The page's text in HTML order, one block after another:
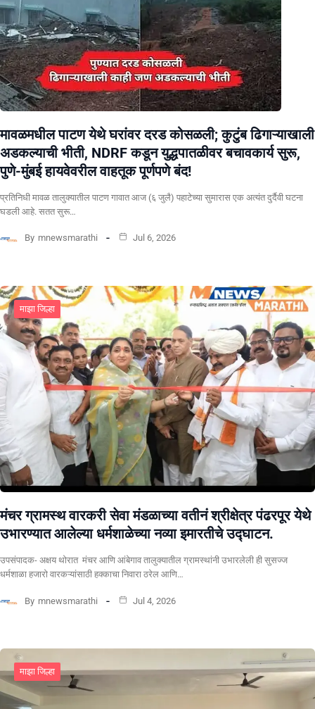
मावळमधील पाटण येथे घरांवर दरड कोसळली; कुटुंब ढिगाऱ्याखाली
अडकल्याची भीती, NDRF कडून युद्धपातळीवर बचावकार्य सुरू,
पुणे-मुंबई हायवेवरील वाहतूक पूर्णपणे बंद!
​प्रतिनिधी मावळ तालुक्यातील पाटण गावात आज (६ जुलै) पहाटेच्या सुमारास एक अत्यंत दुर्दैवी घटना
घडली आहे. सतत सुरू…
By mnewsmarathi Jul 6, 2026
माझा जिल्हा
मंचर ग्रामस्थ वारकरी सेवा मंडळाच्या वतीनं श्रीक्षेत्र पंढरपूर येथे
उभारण्यात आलेल्या धर्मशाळेच्या नव्या इमारतीचे उद्घाटन.
उपसंपादक- अक्षय थोरात मंचर आणि आंबेगाव तालुक्यातील ग्रामस्थांनी उभारलेली ही सुसज्ज
धर्मशाळा हजारो वारकऱ्यांसाठी हक्काचा निवारा ठरेल आणि…
By mnewsmarathi Jul 4, 2026
माझा जिल्हा